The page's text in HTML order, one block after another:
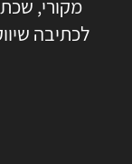
מקורי,
לכתיבה